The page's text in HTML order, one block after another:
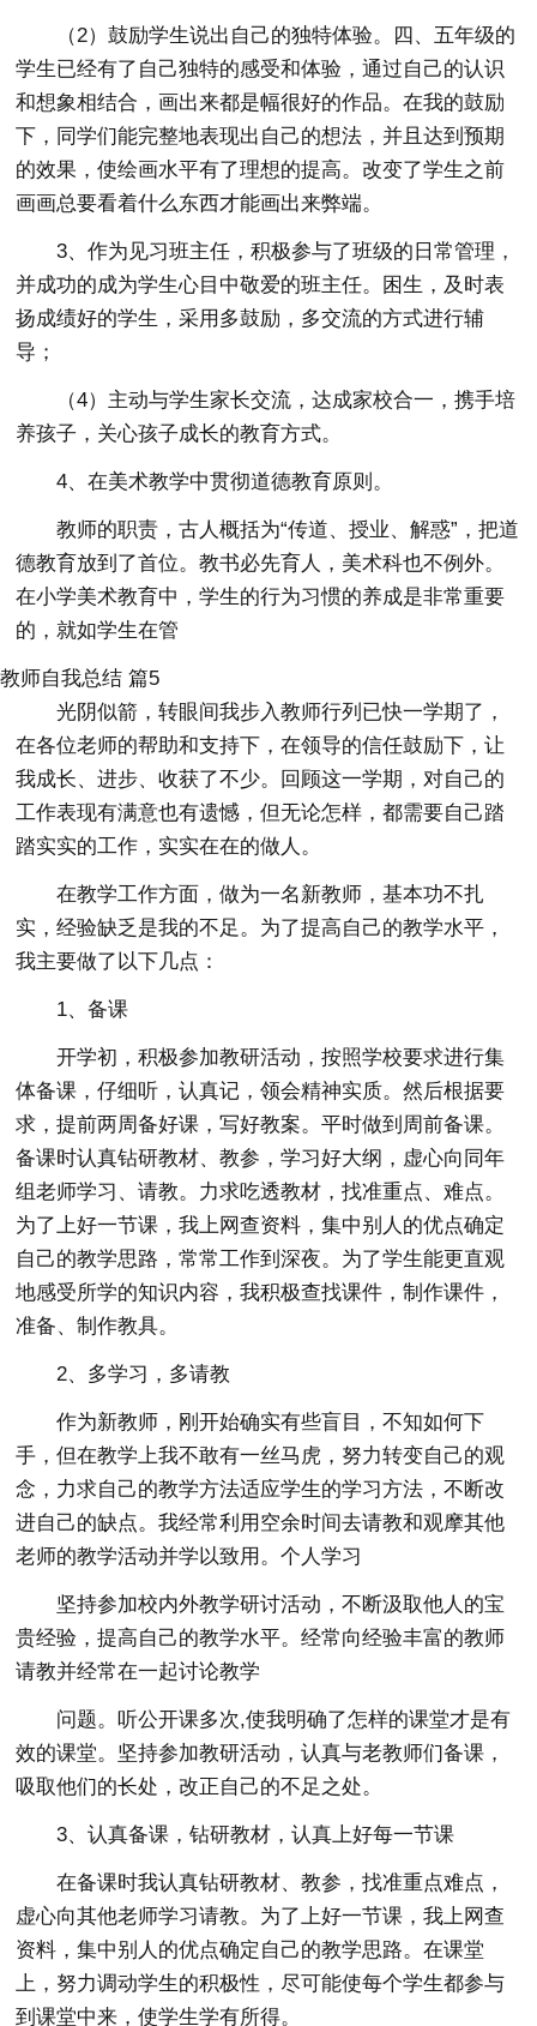
（2）鼓励学生说出自己的独特体验。四、五年级的
学生已经有了自己独特的感受和体验，通过自己的认识
和想象相结合，画出来都是幅很好的作品。在我的鼓励
下，同学们能完整地表现出自己的想法，并且达到预期
的效果，使绘画水平有了理想的提高。改变了学生之前
画画总要看着什么东西才能画出来弊端。
3、作为见习班主任，积极参与了班级的日常管理，
并成功的成为学生心目中敬爱的班主任。困生，及时表
扬成绩好的学生，采用多鼓励，多交流的方式进行辅
导；
（4）主动与学生家长交流，达成家校合一，携手培
养孩子，关心孩子成长的教育方式。
4、在美术教学中贯彻道德教育原则。
教师的职责，古人概括为“传道、授业、解惑”，把道
德教育放到了首位。教书必先育人，美术科也不例外。
在小学美术教育中，学生的行为习惯的养成是非常重要
的，就如学生在管
教师自我总结 篇5
光阴似箭，转眼间我步入教师行列已快一学期了，
在各位老师的帮助和支持下，在领导的信任鼓励下，让
我成长、进步、收获了不少。回顾这一学期，对自己的
工作表现有满意也有遗憾，但无论怎样，都需要自己踏
踏实实的工作，实实在在的做人。
在教学工作方面，做为一名新教师，基本功不扎
实，经验缺乏是我的不足。为了提高自己的教学水平，
我主要做了以下几点：
1、备课
开学初，积极参加教研活动，按照学校要求进行集
体备课，仔细听，认真记，领会精神实质。然后根据要
求，提前两周备好课，写好教案。平时做到周前备课。
备课时认真钻研教材、教参，学习好大纲，虚心向同年
组老师学习、请教。力求吃透教材，找准重点、难点。
为了上好一节课，我上网查资料，集中别人的优点确定
自己的教学思路，常常工作到深夜。为了学生能更直观
地感受所学的知识内容，我积极查找课件，制作课件，
准备、制作教具。
2、多学习，多请教
作为新教师，刚开始确实有些盲目，不知如何下
手，但在教学上我不敢有一丝马虎，努力转变自己的观
念，力求自己的教学方法适应学生的学习方法，不断改
进自己的缺点。我经常利用空余时间去请教和观摩其他
老师的教学活动并学以致用。个人学习
坚持参加校内外教学研讨活动，不断汲取他人的宝
贵经验，提高自己的教学水平。经常向经验丰富的教师
请教并经常在一起讨论教学
问题。听公开课多次,使我明确了怎样的课堂才是有
效的课堂。坚持参加教研活动，认真与老教师们备课，
吸取他们的长处，改正自己的不足之处。
3、认真备课，钻研教材，认真上好每一节课
在备课时我认真钻研教材、教参，找准重点难点，
虚心向其他老师学习请教。为了上好一节课，我上网查
资料，集中别人的优点确定自己的教学思路。在课堂
上，努力调动学生的积极性，尽可能使每个学生都参与
到课堂中来，使学生学有所得。